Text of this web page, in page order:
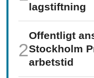
lagstiftning
Offentligt
Stockholm
arbetstid